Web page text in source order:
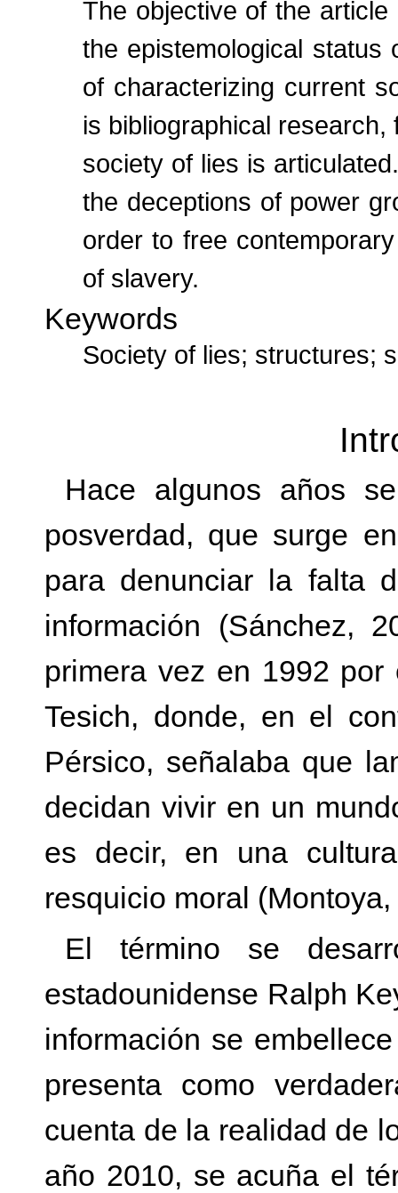
The objective of the
the epistemological
of characterizing current
is bibliographical
society of lies is
the deceptions of power
order to free
of slavery.
Keywords
Society of lies; structures;
Hace algunos años
posverdad, que surge
para denunciar la falta
información (Sánchez,
primera vez en 1992 por
Tesich, donde, en el
Pérsico, señalaba que
decidan vivir en un
es decir, en una
resquicio moral
El término se
estadounidense Ralph
información se
presenta como
cuenta de la realidad de
año 2010, se acuña el